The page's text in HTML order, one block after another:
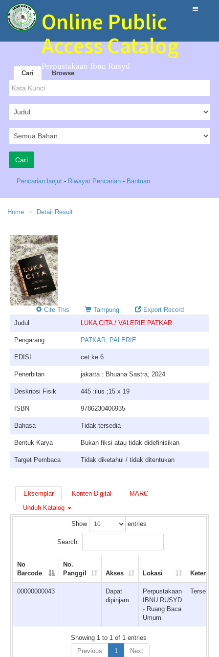
Online Public
Access Catalog
Perpustakaan Ibnu Rusyd
Cari Browse
Pencarian lanjut - Riwayat Pencarian - Bantuan
Home Detail Result
Cite This Tampung
Export Record
Judul
LUKA CITA / VALERIE PATKAR
Pengarang PATKAR, PALERIE
EDISI cet.ke 6
Penerbitan jakarta : Bhuana Sastra, 2024
Deskripsi Fisik 445 :ilus ;15 x 19
ISBN 9786230406935
Bahasa Tidak tersedia
Bentuk Karya Bukan fiksi atau tidak didefinisikan
Target Pembaca Tidak diketahui / tidak ditentukan
Eksemplar Konten Digital
MARC
Unduh Katalog
Show entries
Search:
No
Barcode
No.
Panggil
Akses Lokasi
00000000043
Dapat
dipinjam
Perpustakaan
IBNU RUSYD
- Ruang Baca
Umum
Tersedia
Showing 1 to 1 of 1 entries
Previous
1 Next